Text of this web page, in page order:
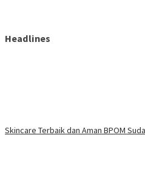
Headlines
Skincare Terbaik dan Aman BPOM